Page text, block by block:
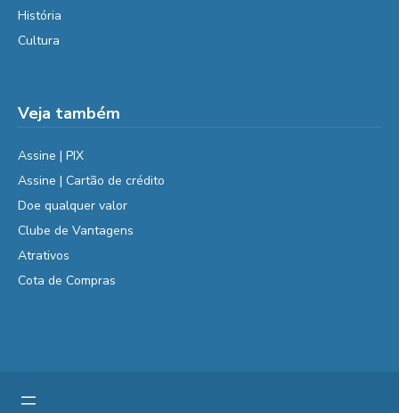
História
Cultura
Veja também
Assine | PIX
Assine | Cartão de crédito
Doe qualquer valor
Clube de Vantagens
Atrativos
Cota de Compras